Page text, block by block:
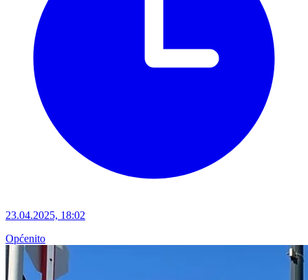
23.04.2025, 18:02
Općenito